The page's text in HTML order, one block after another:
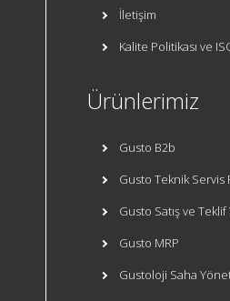
İletişim
Kalite Politikası ve
Ürünlerimiz
Gusto B2b
Gusto Teknik Servis
Gusto Satış ve
Gusto MRP
Gustoloji Saha